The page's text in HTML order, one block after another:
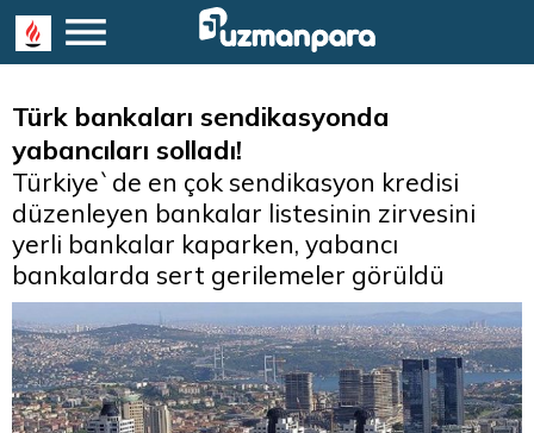
Türk bankaları sendikasyonda
yabancıları solladı!
Türkiye`de en çok sendikasyon kredisi
düzenleyen bankalar listesinin zirvesini
yerli bankalar kaparken, yabancı
bankalarda sert gerilemeler görüldü